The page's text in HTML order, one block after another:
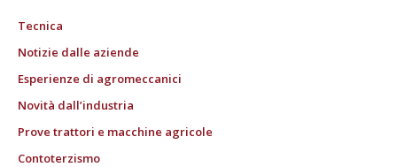
Tecnica
Notizie dalle aziende
Esperienze di agromeccanici
Novità dall’industria
Prove trattori e macchine agricole
Contoterzismo